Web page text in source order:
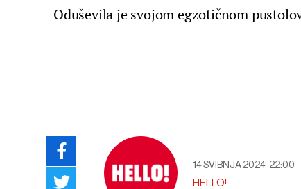
Oduševila je svojom egzotičnom
14 SVIBNJA 2024 22:00
HELLO!